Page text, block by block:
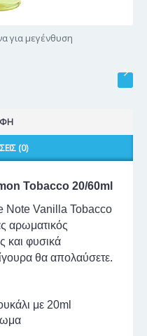
για μεγένθυση
(0)
Tobacco 20/60ml
Note Vanilla Tobacco
αρωματικός
και φυσικά
θα απολαύσετε.
με 20ml